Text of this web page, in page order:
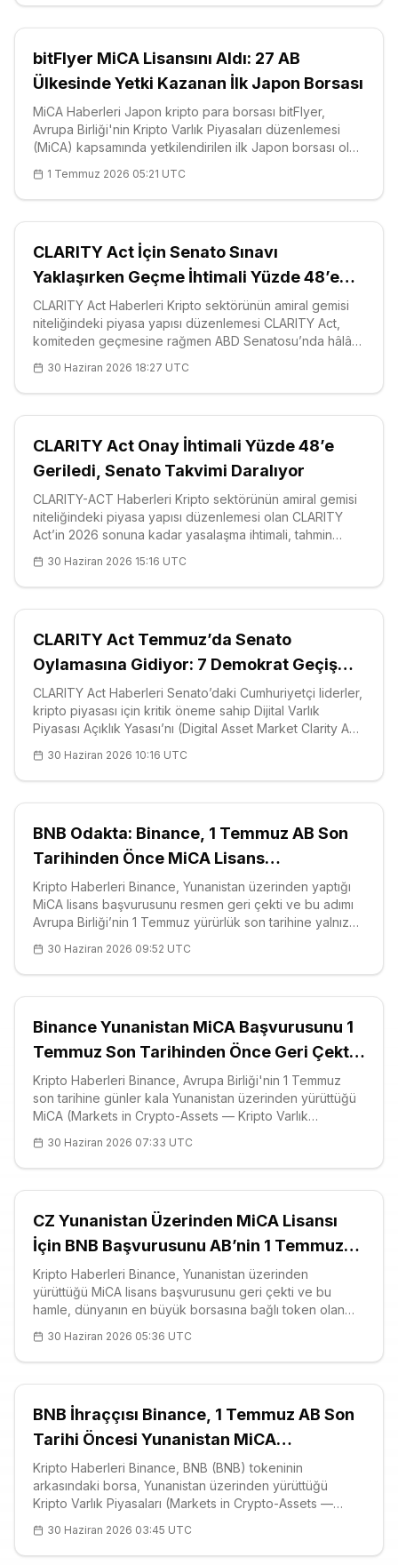
kripto varlık hizmet sağlayı
bitFlyer MiCA Lisansını Aldı: 27 AB
Ülkesinde Yetki Kazanan İlk Japon Borsası
MiCA Haberleri Japon kripto para borsası bitFlyer,
Avrupa Birliği'nin Kripto Varlık Piyasaları düzenlemesi
(MiCA) kapsamında yetkilendirilen ilk Japon borsası oldu
hizmet verebilecek. Şirketin resmi duyurusu,
Lüksemburg merkezli iştir
1 Temmuz 2026 05:21 UTC
CLARITY Act İçin Senato Sınavı
Yaklaşırken Geçme İhtimali Yüzde 48’e
Geriledi
CLARITY Act Haberleri Kripto sektörünün amiral gemisi
niteliğindeki piyasa yapısı düzenlemesi CLARITY Act,
komiteden geçmesine rağmen ABD Senatosu’nda hâlâ
önümüzdeki haftalarda dijital varlık piyasalarında yeni bir
oynaklık da
30 Haziran 2026 18:27 UTC
CLARITY Act Onay İhtimali Yüzde 48’e
Geriledi, Senato Takvimi Daralıyor
CLARITY-ACT Haberleri Kripto sektörünün amiral gemisi
niteliğindeki piyasa yapısı düzenlemesi olan CLARITY
Act’in 2026 sonuna kadar yasalaşma ihtimali, tahmin
yüzde 48’e kadar geriledi; bu, Mayıs ortasındaki yüzde
70 seviyesinden kes
30 Haziran 2026 15:16 UTC
CLARITY Act Temmuz’da Senato
Oylamasına Gidiyor: 7 Demokrat Geçiş
Şart
CLARITY Act Haberleri Senato’daki Cumhuriyetçi liderler,
kripto piyasası için kritik öneme sahip Dijital Varlık
Piyasası Açıklık Yasası’nı (Digital Asset Market Clarity Act)
kurul oylamasına taşımak için zamana karşı yarışıyor;
meclisin Ağ
30 Haziran 2026 10:16 UTC
BNB Odakta: Binance, 1 Temmuz AB Son
Tarihinden Önce MiCA Lisans
Başvurusunu Geri Çekti
Kripto Haberleri Binance, Yunanistan üzerinden yaptığı
MiCA lisans başvurusunu resmen geri çekti ve bu adımı
Avrupa Birliği’nin 1 Temmuz yürürlük son tarihine yalnızca
arkasındaki borsa, bloğu tamamen terk etmek yerine
başka bir AB üy
30 Haziran 2026 09:52 UTC
Binance Yunanistan MiCA Başvurusunu 1
Temmuz Son Tarihinden Önce Geri Çekti,
BNB Baskı Altında
Kripto Haberleri Binance, Avrupa Birliği'nin 1 Temmuz
son tarihine günler kala Yunanistan üzerinden yürüttüğü
MiCA (Markets in Crypto-Assets — Kripto Varlık
borsanın yerel tokeni BNB (BNB) yeniden düzenleyici
merceğin altına girdi. Binan
30 Haziran 2026 07:33 UTC
CZ Yunanistan Üzerinden MiCA Lisansı
İçin BNB Başvurusunu AB’nin 1 Temmuz
Süresine Günler Kala Geri Çekti
Kripto Haberleri Binance, Yunanistan üzerinden
yürüttüğü MiCA lisans başvurusunu geri çekti ve bu
hamle, dünyanın en büyük borsasına bağlı token olan
Borsanın kurucusu Changpeng Zhao, 29 Haziran
2026’da yaptığı açıklamada başvur
30 Haziran 2026 05:36 UTC
BNB İhraççısı Binance, 1 Temmuz AB Son
Tarihi Öncesi Yunanistan MiCA
Başvurusunu Geri Çekti
Kripto Haberleri Binance, BNB (BNB) tokeninin
arkasındaki borsa, Yunanistan üzerinden yürüttüğü
Kripto Varlık Piyasaları (Markets in Crypto-Assets —
çekti. Binance kurucusu Changpeng Zhao, 29 Haziran
2026 tarihinde yaptığı açıklamada, d
30 Haziran 2026 03:45 UTC